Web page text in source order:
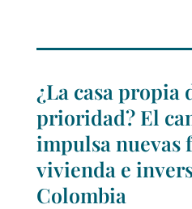
¿La casa propia
prioridad? El
impulsa nuevas
vivienda e
Colombia